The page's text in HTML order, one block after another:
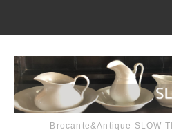
Brocante&Antique SLOW